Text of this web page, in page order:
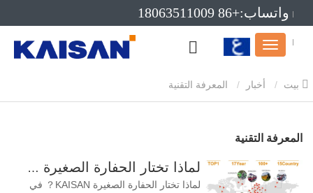
واتساب:+86 18063511009
بريد إلكتروني:info@kaisanmachinery.com
أخبار
المعرفة التقنية
لماذا تختار الحفارة الصغيرة KAISAN？
لماذا تختار الحفارة الصغيرة KAISAN？ في